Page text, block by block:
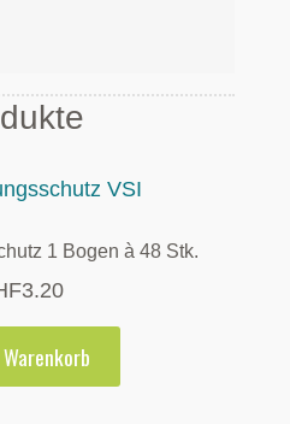
1 Bogen à 48 Stk.
3.20